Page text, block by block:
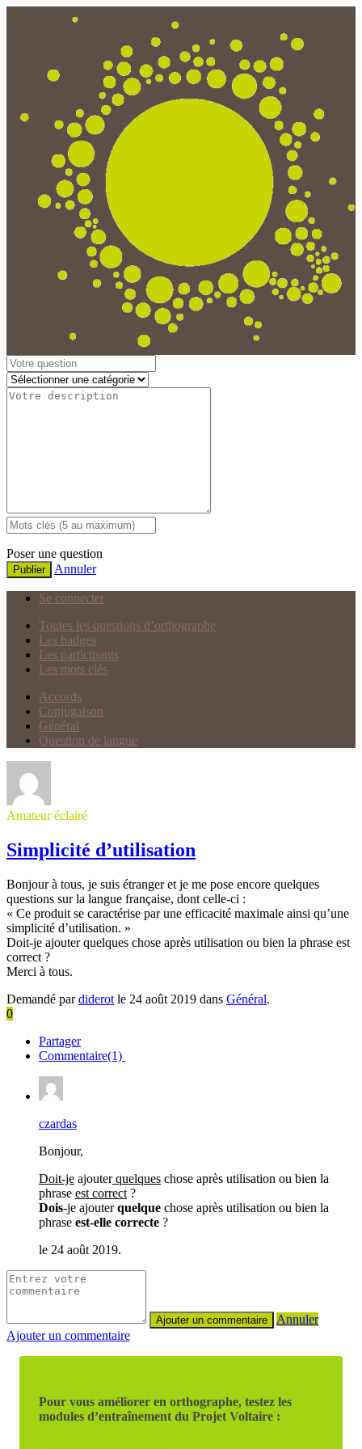
Poser une question
Publier Annuler
Se connecter
Toutes les questions d’orthographe
Les badges
Les participants
Les mots clés
Accords
Conjugaison
Général
Question de langue
Amateur éclairé
Simplicité d’utilisation
Bonjour à tous, je suis étranger et je me pose encore quelques
questions sur la langue française, dont celle-ci :
« Ce produit se caractérise par une efficacité maximale ainsi qu’une
simplicité d’utilisation. »
Doit-je ajouter quelques chose après utilisation ou bien la phrase est
correct ?
Merci à tous.
Demandé pardiderot le 24 août 2019 dans Général.
0
Partager
Commentaire(1)
czardas
Bonjour,
Doit-je ajouterquelques chose après utilisation ou bien la
phrase est correct ?
Dois-je ajouterquelque chose après utilisation ou bien la
phrase est-elle correcte ?
le 24 août 2019.
Annuler
Ajouter un commentaire
Pour vous améliorer en orthographe, testez les
modules d’entraînement du Projet Voltaire :